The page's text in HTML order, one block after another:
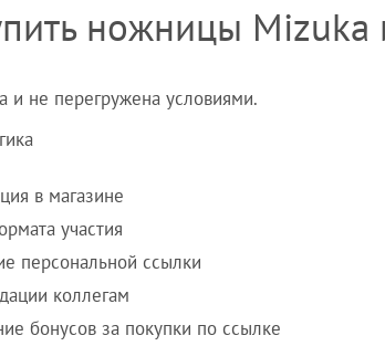
ножницы Mizuka
и не перегружена условиями.
в магазине
участия
персональной ссылки
коллегам
бонусов за покупки по ссылке